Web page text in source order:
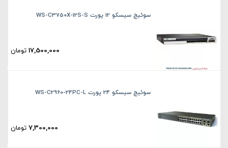
سوئیچ سیسکو 12 پورت WS-C3750X-12S-S
17,500,000تومان
سوئیچ سیسکو 24 پورت WS-C2960-24PC-L
7,300,000تومان